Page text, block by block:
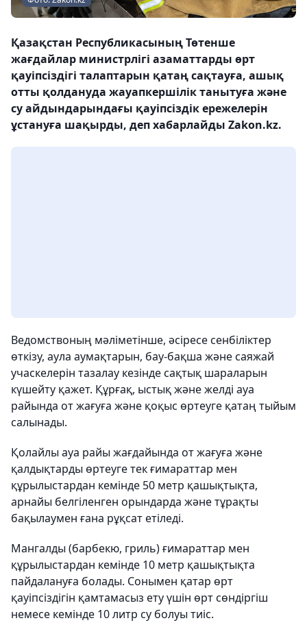
Қазақстан Республикасының Төтенше
жағдайлар министрлігі азаматтарды өрт
қауіпсіздігі талаптарын қатаң сақтауға, ашық
отты қолдануда жауапкершілік танытуға және
су айдындарындағы қауіпсіздік ережелерін
ұстануға шақырды, деп хабарлайды Zakon.kz.
Ведомствоның мәліметінше, әсіресе сенбіліктер
өткізу, аула аумақтарын, бау-бақша және саяжай
учаскелерін тазалау кезінде сақтық шараларын
күшейту қажет. Құрғақ, ыстық және желді ауа
райында от жағуға және қоқыс өртеуге қатаң тыйым
салынады.
Қолайлы ауа райы жағдайында от жағуға және
қалдықтарды өртеуге тек ғимараттар мен
құрылыстардан кемінде 50 метр қашықтықта,
арнайы белгіленген орындарда және тұрақты
бақылаумен ғана рұқсат етіледі.
Мангалды (барбекю, гриль) ғимараттар мен
құрылыстардан кемінде 10 метр қашықтықта
пайдалануға болады. Сонымен қатар өрт
қауіпсіздігін қамтамасыз ету үшін өрт сөндіргіш
немесе кемінде 10 литр су болуы тиіс.